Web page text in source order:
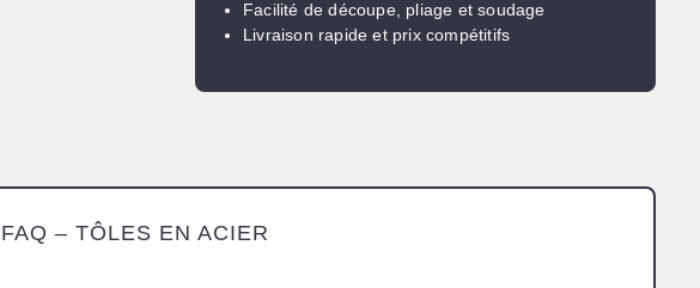
Facilité de découpe, pliage et soudage
Livraison rapide et prix compétitifs
FAQ – TÔLES EN ACIER